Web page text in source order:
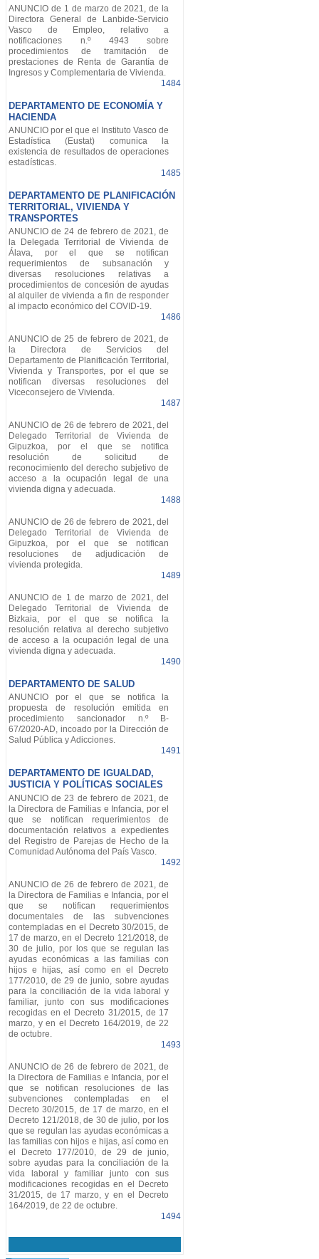
ANUNCIO de 1 de marzo de 2021, de la
Directora General de Lanbide-Servicio
Vasco de Empleo, relativo a
notificaciones n.º 4943 sobre
procedimientos de tramitación de
prestaciones de Renta de Garantía de
Ingresos y Complementaria de Vivienda.
1484
DEPARTAMENTO DE ECONOMÍA Y
HACIENDA
ANUNCIO por el que el Instituto Vasco de
Estadística (Eustat) comunica la
existencia de resultados de operaciones
estadísticas.
1485
DEPARTAMENTO DE PLANIFICACIÓN
TERRITORIAL, VIVIENDA Y
TRANSPORTES
ANUNCIO de 24 de febrero de 2021, de
la Delegada Territorial de Vivienda de
Álava, por el que se notifican
requerimientos de subsanación y
diversas resoluciones relativas a
procedimientos de concesión de ayudas
al alquiler de vivienda a fin de responder
al impacto económico del COVID-19.
1486
ANUNCIO de 25 de febrero de 2021, de
la Directora de Servicios del
Departamento de Planificación Territorial,
Vivienda y Transportes, por el que se
notifican diversas resoluciones del
Viceconsejero de Vivienda.
1487
ANUNCIO de 26 de febrero de 2021, del
Delegado Territorial de Vivienda de
Gipuzkoa, por el que se notifica
resolución de solicitud de
reconocimiento del derecho subjetivo de
acceso a la ocupación legal de una
vivienda digna y adecuada.
1488
ANUNCIO de 26 de febrero de 2021, del
Delegado Territorial de Vivienda de
Gipuzkoa, por el que se notifican
resoluciones de adjudicación de
vivienda protegida.
1489
ANUNCIO de 1 de marzo de 2021, del
Delegado Territorial de Vivienda de
Bizkaia, por el que se notifica la
resolución relativa al derecho subjetivo
de acceso a la ocupación legal de una
vivienda digna y adecuada.
1490
DEPARTAMENTO DE SALUD
ANUNCIO por el que se notifica la
propuesta de resolución emitida en
procedimiento sancionador n.º B-
67/2020-AD, incoado por la Dirección de
Salud Pública y Adicciones.
1491
DEPARTAMENTO DE IGUALDAD,
JUSTICIA Y POLÍTICAS SOCIALES
ANUNCIO de 23 de febrero de 2021, de
la Directora de Familias e Infancia, por el
que se notifican requerimientos de
documentación relativos a expedientes
del Registro de Parejas de Hecho de la
Comunidad Autónoma del País Vasco.
1492
ANUNCIO de 26 de febrero de 2021, de
la Directora de Familias e Infancia, por el
que se notifican requerimientos
documentales de las subvenciones
contempladas en el Decreto 30/2015, de
17 de marzo, en el Decreto 121/2018, de
30 de julio, por los que se regulan las
ayudas económicas a las familias con
hijos e hijas, así como en el Decreto
177/2010, de 29 de junio, sobre ayudas
para la conciliación de la vida laboral y
familiar, junto con sus modificaciones
recogidas en el Decreto 31/2015, de 17
marzo, y en el Decreto 164/2019, de 22
de octubre.
1493
ANUNCIO de 26 de febrero de 2021, de
la Directora de Familias e Infancia, por el
que se notifican resoluciones de las
subvenciones contempladas en el
Decreto 30/2015, de 17 de marzo, en el
Decreto 121/2018, de 30 de julio, por los
que se regulan las ayudas económicas a
las familias con hijos e hijas, así como en
el Decreto 177/2010, de 29 de junio,
sobre ayudas para la conciliación de la
vida laboral y familiar junto con sus
modificaciones recogidas en el Decreto
31/2015, de 17 marzo, y en el Decreto
164/2019, de 22 de octubre.
1494